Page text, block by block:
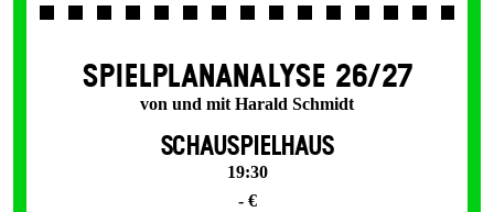
SPIEL­PLAN­ANALYSE 26/27
von und mit Harald Schmidt
SCHAUSPIELHAUS
19:30
- €